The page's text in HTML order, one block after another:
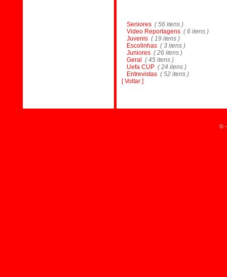
Seniores ( 56 itens )
Video Reportagens ( 6 itens )
Juvenis ( 19 itens )
Escolinhas ( 3 itens )
Juniores ( 26 itens )
Geral
( 45 itens )
Uefa CUP ( 24 itens )
Entrevistas ( 52 itens )
[ Voltar ]
© -